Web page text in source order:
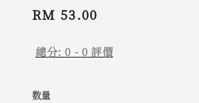
Regular
RM 53.00
總分:0 - 0 評價
数量